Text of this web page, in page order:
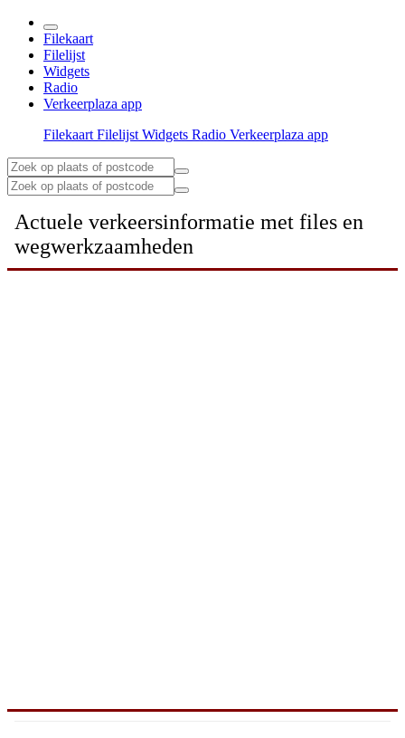
Filekaart
Filelijst
Widgets
Radio
Verkeerplaza app
Filekaart Filelijst Widgets Radio Verkeerplaza app
Actuele verkeersinformatie met files en
wegwerkzaamheden